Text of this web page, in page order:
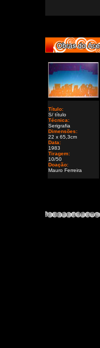
Título:
S/ título
Técnica:
Serigrafia
Dimensões:
22 x 65,3cm
Data:
1983
Tiragem:
10/50
Doação:
Mauro Ferreira